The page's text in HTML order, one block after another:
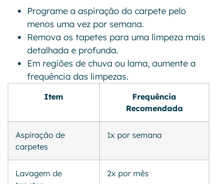
Programe a aspiração do carpete pelo
menos uma vez por semana.
Remova os tapetes para uma limpeza mais
detalhada e profunda.
Em regiões de chuva ou lama, aumente a
frequência das limpezas.
Item
Frequência
Recomendada
Aspiração de
carpetes
1x por semana
Lavagem de
2x por mês